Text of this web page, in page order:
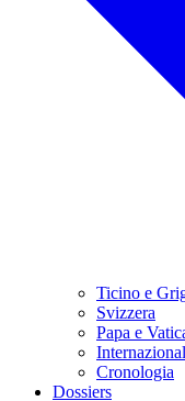
Ticino e
Svizzera
Papa e
Cronologia
Dossiers